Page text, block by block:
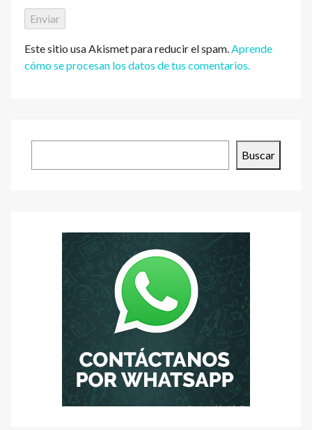
Este sitio usa Akismet para reducir el spam.Aprende
cómo se procesan los datos de tus comentarios.
Buscar